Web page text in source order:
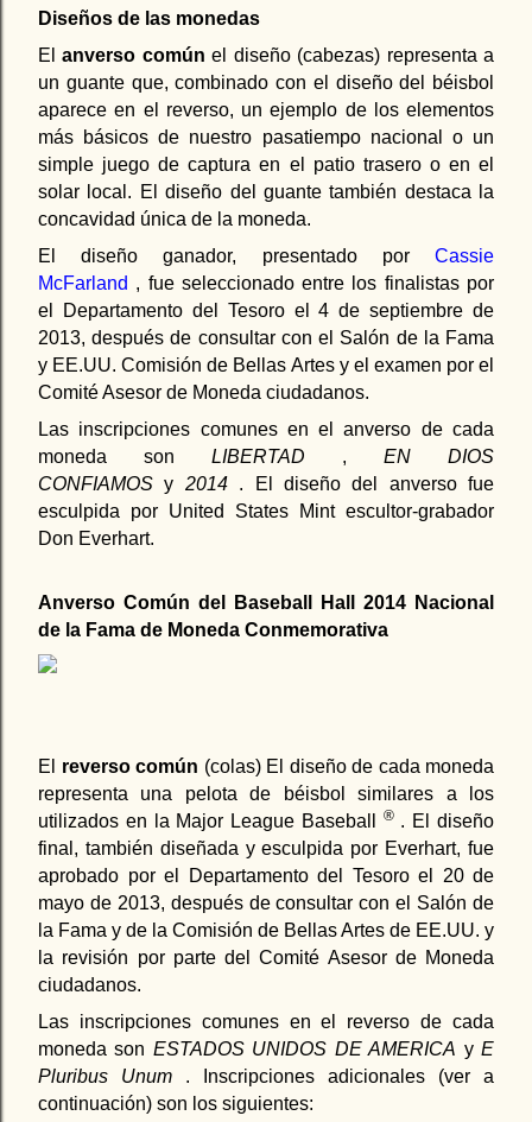
Diseños de las monedas
Elanverso común el diseño (cabezas) representa a
un guante que, combinado con el diseño del béisbol
aparece en el reverso, un ejemplo de los elementos
más básicos de nuestro pasatiempo nacional o un
simple juego de captura en el patio trasero o en el
solar local. El diseño del guante también destaca la
concavidad única de la moneda.
El diseño ganador, presentado por Cassie
McFarland , fue seleccionado entre los finalistas por
el Departamento del Tesoro el 4 de septiembre de
2013, después de consultar con el Salón de la Fama
y EE.UU. Comisión de Bellas Artes y el examen por el
Comité Asesor de Moneda ciudadanos.
Las inscripciones comunes en el anverso de cada
moneda son LIBERTAD , EN DIOS
CONFIAMOS y 2014. El diseño del anverso fue
esculpida por United States Mint escultor-grabador
Don Everhart.
Anverso Común del Baseball Hall 2014 Nacional
de la Fama de Moneda Conmemorativa
El reverso común (colas) El diseño de cada moneda
representa una pelota de béisbol similares a los
utilizados en la Major League Baseball
®. El diseño
final, también diseñada y esculpida por Everhart, fue
aprobado por el Departamento del Tesoro el 20 de
mayo de 2013, después de consultar con el Salón de
la Fama y de la Comisión de Bellas Artes de EE.UU. y
la revisión por parte del Comité Asesor de Moneda
ciudadanos.
Las inscripciones comunes en el reverso de cada
moneda son ESTADOS UNIDOS DE AMERICA yE
Pluribus Unum . Inscripciones adicionales (ver a
continuación) son los siguientes: